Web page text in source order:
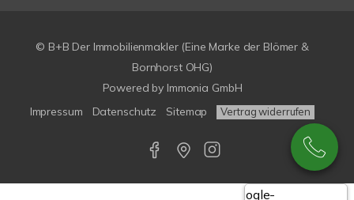
© B+B Der Immobilienmakler (Eine Marke der Blömer &
Bornhorst OHG)
Powered by Immonia GmbH
Impressum
Datenschutz Sitemap Vertrag widerrufen
Google-